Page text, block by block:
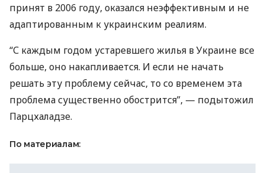
принят в 2006 году, оказался неэффективным и не
адаптированным к украинским реалиям.
“С каждым годом устаревшего жилья в Украине все
больше, оно накапливается. И если не начать
решать эту проблему сейчас, то со временем эта
проблема существенно обострится”, — подытожил
Парцхаладзе.
По материалам: